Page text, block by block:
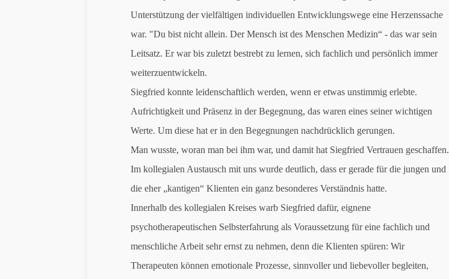
Unterstützung der vielfältigen individuellen Entwicklungswege eine Herzenssache
war. "Du bist nicht allein. Der Mensch ist des Menschen Medizin“ - das war sein
Leitsatz. Er war bis zuletzt bestrebt zu lernen, sich fachlich und persönlich immer
weiterzuentwickeln.
Siegfried konnte leidenschaftlich werden, wenn er etwas unstimmig erlebte.
Aufrichtigkeit und Präsenz in der Begegnung, das waren eines seiner wichtigen
Werte. Um diese hat er in den Begegnungen nachdrücklich gerungen.
Man wusste, woran man bei ihm war, und damit hat Siegfried Vertrauen geschaffen.
Im kollegialen Austausch mit uns wurde deutlich, dass er gerade für die jungen und
die eher „kantigen“ Klienten ein ganz besonderes Verständnis hatte.
Innerhalb des kollegialen Kreises warb Siegfried dafür, eignene
psychotherapeutischen Selbsterfahrung als Voraussetzung für eine fachlich und
menschliche Arbeit sehr ernst zu nehmen, denn die Klienten spüren: Wir
Therapeuten können emotionale Prozesse, sinnvoller und liebevoller begleiten,